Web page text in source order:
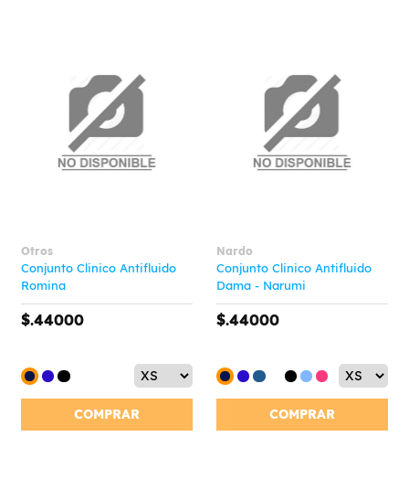
Otros
Conjunto Clinico Antifluido
Romina
$.44000
COMPRAR
Nardo
Conjunto Clinico Antifluido
Dama - Narumi
$.44000
COMPRAR